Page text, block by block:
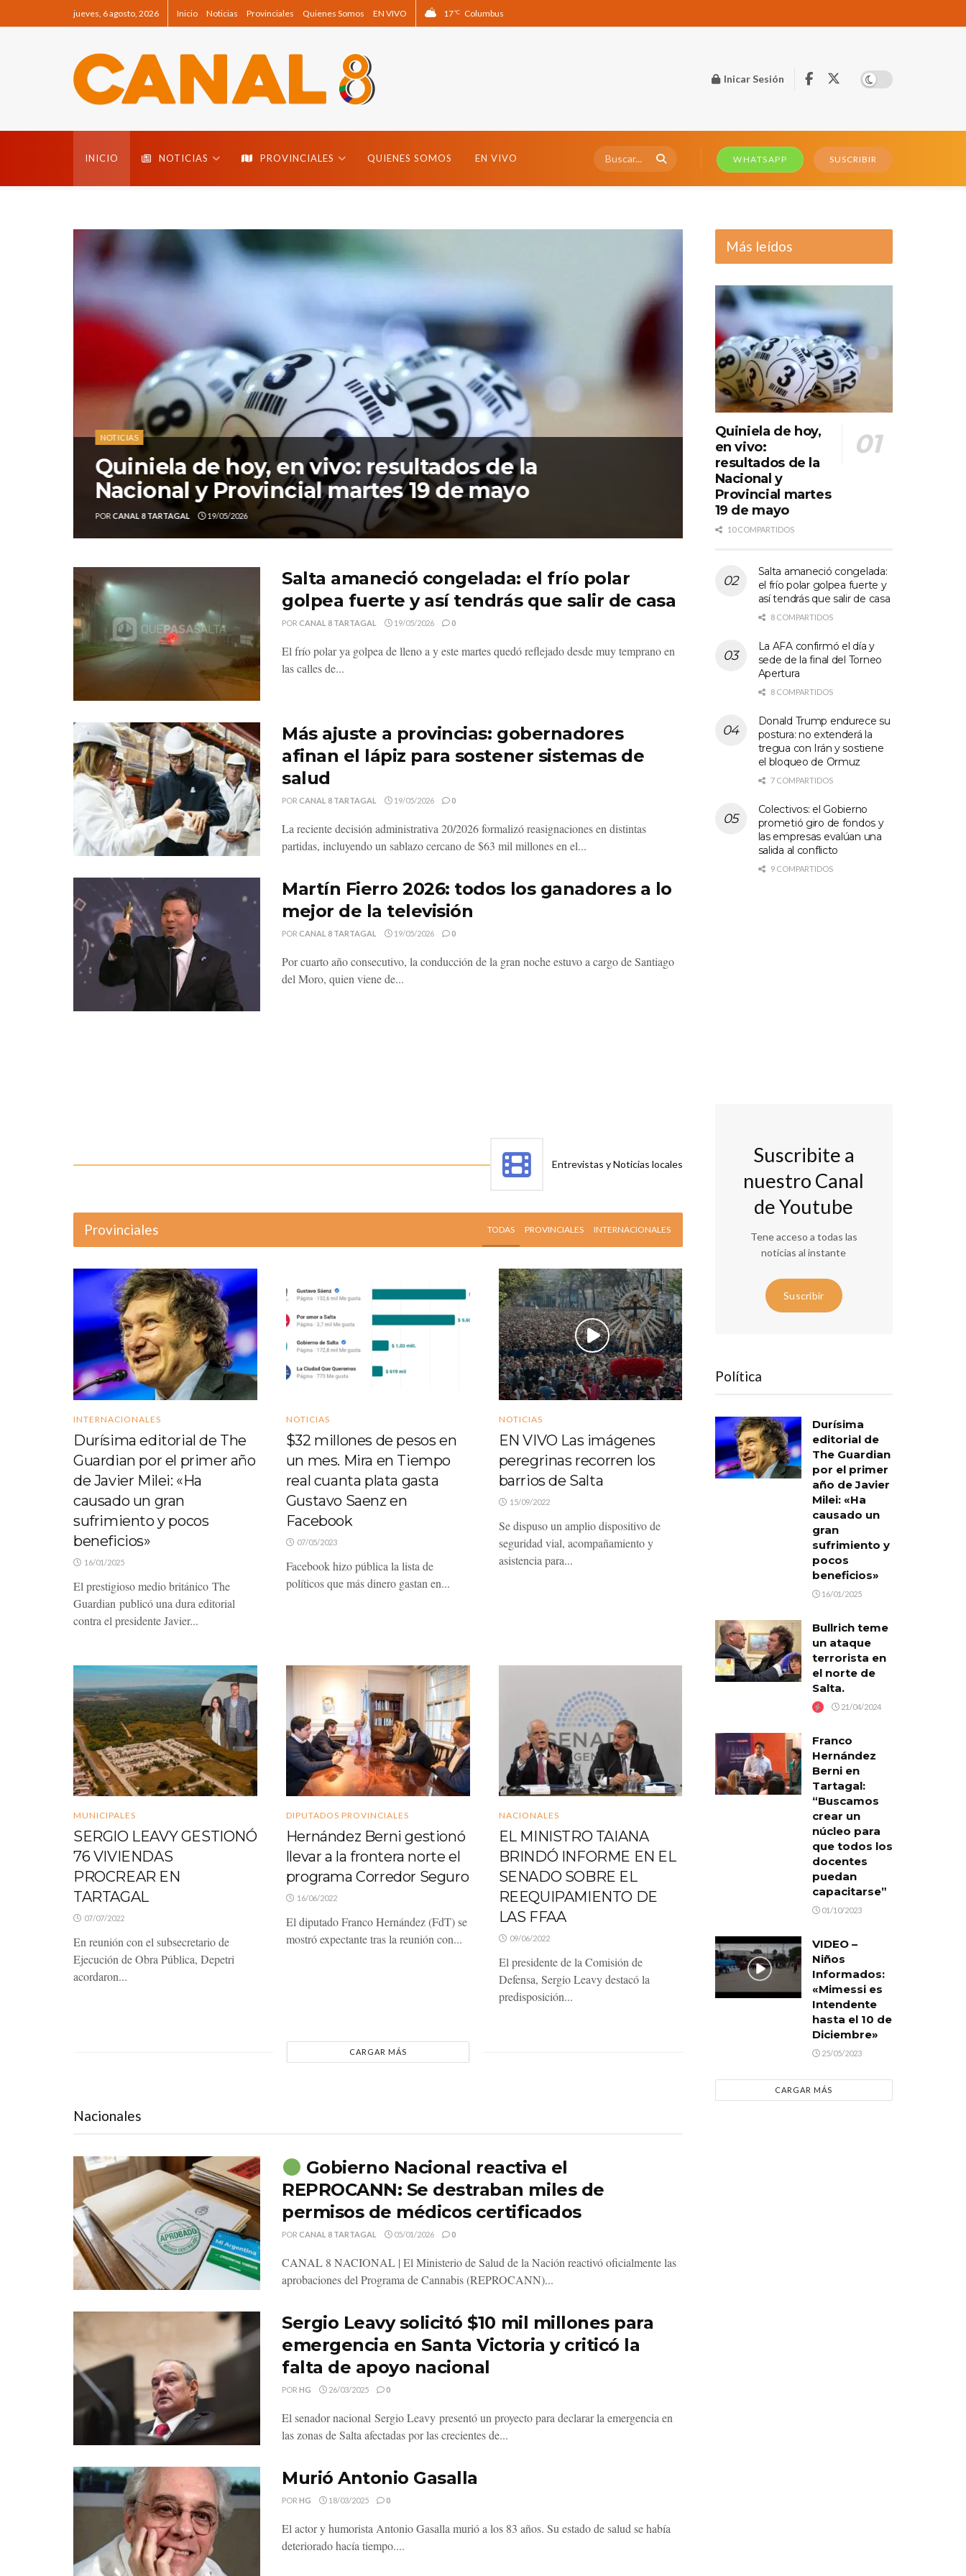
jueves, 6 agosto, 2026 Inicio Noticias Provinciales Quienes Somos EN VIVO 17°C Columbus
Canal 8
Inicar Sesión
INICIO NOTICIAS PROVINCIALES QUIENES SOMOS EN VIVO WHATSAPP SUSCRIBIR
NOTICIAS
Quiniela de hoy, en vivo: resultados de la
Nacional y Provincial martes 19 de mayo
PORCANAL 8 TARTAGAL 19/05/2026
NOTICIAS
Salta amaneció
golpea fuerte y así
casa
PORCANAL 8 TARTAGAL
Salta amaneció congelada: el frío polar
golpea fuerte y así tendrás que salir de casa
POR CANAL 8 TARTAGAL 19/05/2026 0
El frío polar ya golpea de lleno a y este martes quedó reflejado desde muy temprano en
las calles de...
Más ajuste a provincias: gobernadores
afinan el lápiz para sostener sistemas de
salud
POR CANAL 8 TARTAGAL 19/05/2026 0
La reciente decisión administrativa 20/2026 formalizó reasignaciones en distintas
partidas, incluyendo un sablazo cercano de $63 mil millones en el...
Martín Fierro 2026: todos los ganadores a lo
mejor de la televisión
POR CANAL 8 TARTAGAL 19/05/2026 0
Por cuarto año consecutivo, la conducción de la gran noche estuvo a cargo de Santiago
del Moro, quien viene de...
Entrevistas y Noticias locales
Provinciales TODAS PROVINCIALES INTERNACIONALES
INTERNACIONALES
Durísima editorial de The
Guardian por el primer año
de Javier Milei: «Ha
causado un gran
sufrimiento y pocos
beneficios»
16/01/2025
El prestigioso medio británico The
Guardian publicó una dura editorial
contra el presidente Javier...
NOTICIAS
$32 millones de pesos en
un mes. Mira en Tiempo
real cuanta plata gasta
Gustavo Saenz en
Facebook
07/05/2023
Facebook hizo pública la lista de
políticos que más dinero gastan en...
NOTICIAS
EN VIVO Las imágenes
peregrinas recorren los
barrios de Salta
15/09/2022
Se dispuso un amplio dispositivo de
seguridad vial, acompañamiento y
asistencia para...
MUNICIPALES
SERGIO LEAVY GESTIONÓ
76 VIVIENDAS
PROCREAR EN
TARTAGAL
07/07/2022
En reunión con el subsecretario de
Ejecución de Obra Pública, Depetri
acordaron...
DIPUTADOS PROVINCIALES
Hernández Berni gestionó
llevar a la frontera norte el
programa Corredor Seguro
16/06/2022
El diputado Franco Hernández (FdT) se
mostró expectante tras la reunión con...
NACIONALES
EL MINISTRO TAIANA
BRINDÓ INFORME EN EL
SENADO SOBRE EL
REEQUIPAMIENTO DE
LAS FFAA
09/06/2022
El presidente de la Comisión de
Defensa, Sergio Leavy destacó la
predisposición...
CARGAR MÁS
Nacionales
Gobierno Nacional reactiva el
REPROCANN: Se destraban miles de
permisos de médicos certificados
POR CANAL 8 TARTAGAL 05/01/2026 0
CANAL 8 NACIONAL | El Ministerio de Salud de la Nación reactivó oficialmente las
aprobaciones del Programa de Cannabis (REPROCANN)...
Sergio Leavy solicitó $10 mil millones para
emergencia en Santa Victoria y criticó la
falta de apoyo nacional
POR HG 26/03/2025 0
El senador nacional Sergio Leavy presentó un proyecto para declarar la emergencia en
las zonas de Salta afectadas por las crecientes de...
Murió Antonio Gasalla
POR HG 18/03/2025 0
El actor y humorista Antonio Gasalla murió a los 83 años. Su estado de salud se había
deteriorado hacía tiempo....
Más leídos
Quiniela de hoy,
en vivo:
resultados de la
Nacional y
Provincial martes
19 de mayo
10 COMPARTIDOS
Salta amaneció congelada:
el frío polar golpea fuerte y
así tendrás que salir de casa
8 COMPARTIDOS
La AFA confirmó el día y
sede de la final del Torneo
Apertura
8 COMPARTIDOS
Donald Trump endurece su
postura: no extenderá la
tregua con Irán y sostiene
el bloqueo de Ormuz
7 COMPARTIDOS
Colectivos: el Gobierno
prometió giro de fondos y
las empresas evalúan una
salida al conflicto
9 COMPARTIDOS
Suscribite a
nuestro Canal
de Youtube
Tene acceso a todas las
noticias al instante
Suscribir
Política
Durísima
editorial de
The Guardian
por el primer
año de Javier
Milei: «Ha
causado un
gran
sufrimiento y
pocos
beneficios»
16/01/2025
Bullrich teme
un ataque
terrorista en
el norte de
Salta.
21/04/2024
Franco
Hernández
Berni en
Tartagal:
“Buscamos
crear un
núcleo para
que todos los
docentes
puedan
capacitarse”
01/10/2023
VIDEO –
Niños
Informados:
«Mimessi es
Intendente
hasta el 10 de
Diciembre»
25/05/2023
CARGAR MÁS